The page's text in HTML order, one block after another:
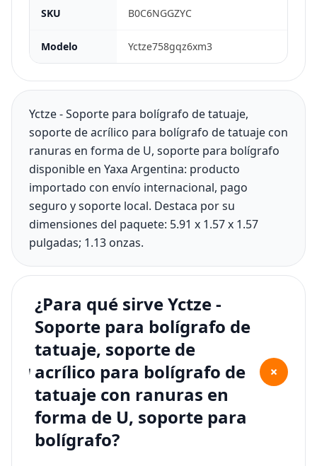
SKU B0C6NGGZYC
Modelo Yctze758gqz6xm3
Yctze - Soporte para bolígrafo de tatuaje,
soporte de acrílico para bolígrafo de tatuaje con
ranuras en forma de U, soporte para bolígrafo
disponible en Yaxa Argentina: producto
importado con envío internacional, pago
seguro y soporte local. Destaca por su
dimensiones del paquete: 5.91 x 1.57 x 1.57
pulgadas; 1.13 onzas.
¿Para qué sirve Yctze -
Soporte para bolígrafo de
tatuaje, soporte de
acrílico para bolígrafo de
tatuaje con ranuras en
forma de U, soporte para
bolígrafo?
+